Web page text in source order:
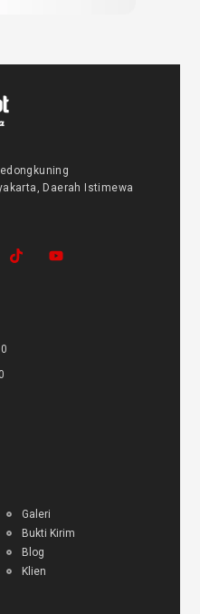
Daerah Istimewa
Galeri
Bukti Kirim
Blog
Klien